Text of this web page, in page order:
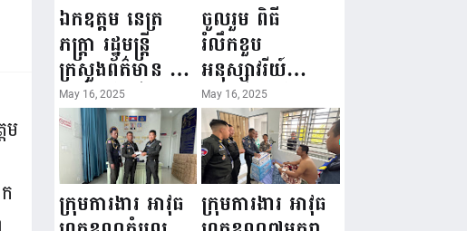
ម
ឯកឧត្តម នេត្រ
ភក្ត្រា រដ្ឋមន្ត្រី
ក្រសួងព័ត៌មាន នៅ
រសៀលថ្ងៃទី១៦ ខែ
ឧសភា
ឆ្នាំ២០២៥នេះ
បានអញ្ជើញចុះធ្វើ
ជំរឿនថ្នាក់ដឹកនាំ
មន្ត្រីរាជការស៉ីវិល
May 16, 2025
ចូលរួម ពិធី
រំលឹកខួប
អនុស្សាវរីយ៍
លើកទី៨០ ថ្ងៃ
កំណើតនគរបាល
ជាតិកម្ពុជា “១៦
ឧសភា ១៩៤៥ ~
១៦ ឧសភា
២០២៥”...
May 16, 2025
ក្រុមការងារ អាវុធ ក្រុមការងារ អាវុធ